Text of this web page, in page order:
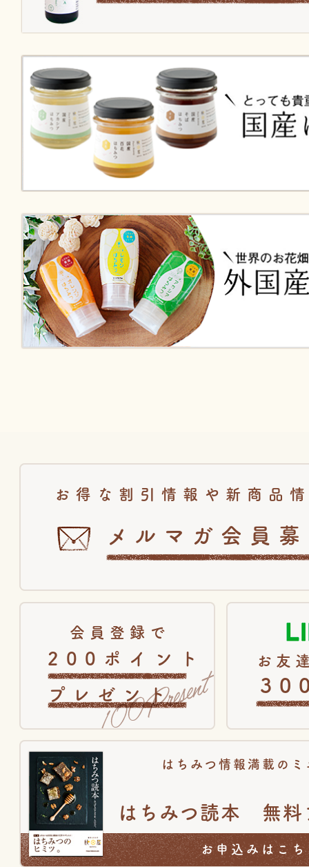
お得な割引情報や新商品
メルマガ会員
会員登録で
200ポイント
プレゼント
お友
はちみつ情報満載のミ
はちみつ読本 無料
お申込みはこ